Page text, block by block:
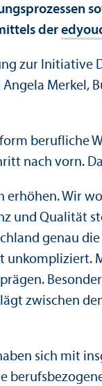
der
zur
Merkel,
berufliche
nach vorn.
Wir
und Qualität
genau
zwischen
sich mit